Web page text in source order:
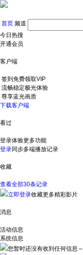
首页 频道
今日热搜
开通会员
客户端
签到免费领取VIP
流畅稳定极光体验
尊享蓝光画质
下载客户端
看过
登录体验更多功能
登录同步多端播放记录
收藏
查看全部30条记录
立即登录收藏更多精彩影片
消息
活动信息
系统信息
您暂时还没有收到任何信息～